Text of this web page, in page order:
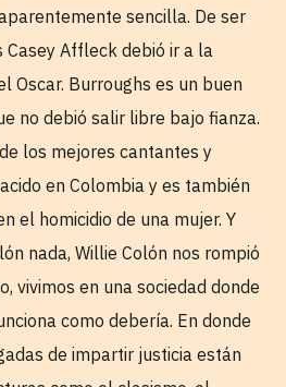
sencilla. De ser
Casey Affleck debió ir a la
Oscar. Burroughs es un buen
no debió salir libre bajo fianza.
los mejores cantantes y
en Colombia y es también
el homicidio de una mujer. Y
nada, Willie Colón nos rompió
vivimos en una sociedad donde
como debería. En donde
de impartir justicia están